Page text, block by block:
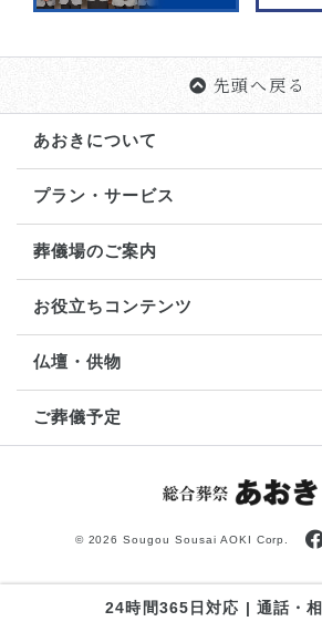
先頭へ戻る
あおきについて
プラン・サービス
葬儀場のご案内
お役立ちコンテンツ
仏壇・供物
ご葬儀予定
© 2026 Sougou Sousai AOKI Corp.
24時間365日対応 | 通話・